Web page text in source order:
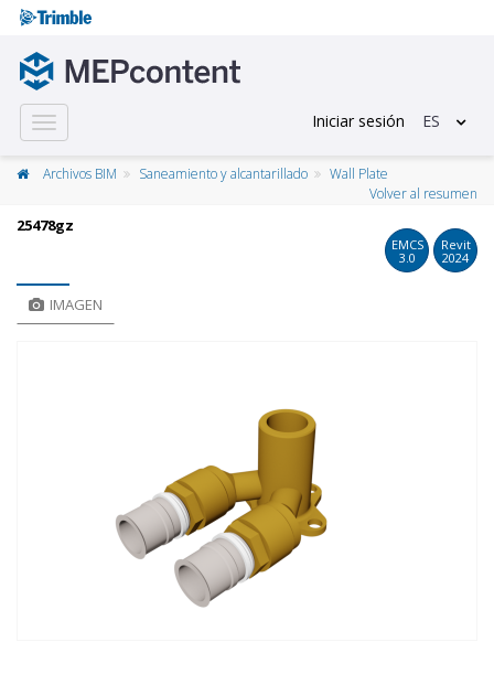
Toggle
navigation
Iniciar sesión ES
Archivos BIM Saneamiento y alcantarillado
Wall Plate
Volver al resumen
25478gz
EMCS
3.0
Revit
2024
IMAGEN